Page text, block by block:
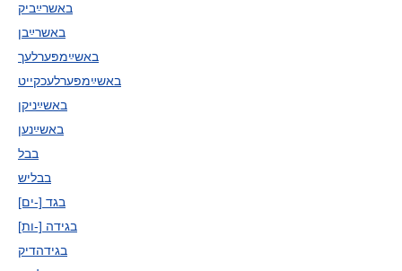
באשרײַביק
באשרײַבן
באשײַמפּערלעך
באשײַמפּערלעכקייט
באשײַניקן
באשײַנען
בבל
בבליש
בגד [-ים]
בגידה [-ות]
בגידהדיק